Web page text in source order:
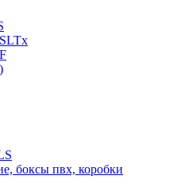
боксы пвх, коробки